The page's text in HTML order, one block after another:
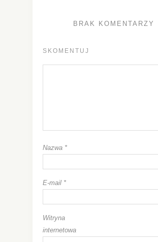
BRAK KOMENTARZY
SKOMENTUJ
Nazwa *
E-mail *
Witryna
internetowa